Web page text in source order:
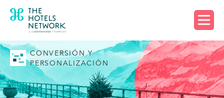
CONVERSIÓN Y
PERSONALIZACIÓN